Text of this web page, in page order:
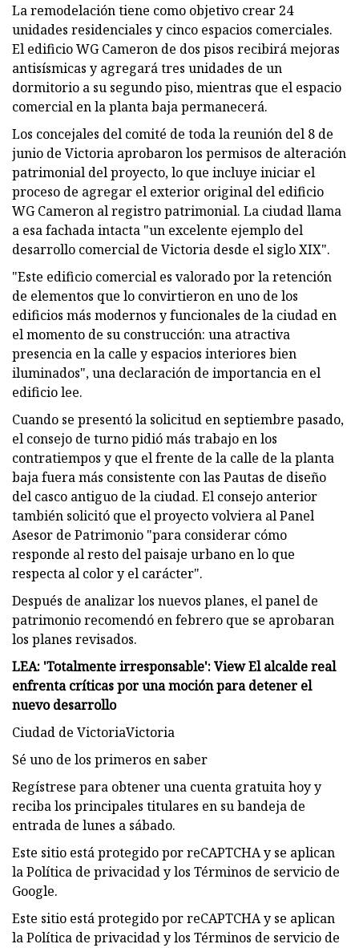
La remodelación tiene como objetivo crear 24
unidades residenciales y cinco espacios comerciales.
El edificio WG Cameron de dos pisos recibirá mejoras
antisísmicas y agregará tres unidades de un
dormitorio a su segundo piso, mientras que el espacio
comercial en la planta baja permanecerá.
Los concejales del comité de toda la reunión del 8 de
junio de Victoria aprobaron los permisos de alteración
patrimonial del proyecto, lo que incluye iniciar el
proceso de agregar el exterior original del edificio
WG Cameron al registro patrimonial. La ciudad llama
a esa fachada intacta "un excelente ejemplo del
desarrollo comercial de Victoria desde el siglo XIX".
"Este edificio comercial es valorado por la retención
de elementos que lo convirtieron en uno de los
edificios más modernos y funcionales de la ciudad en
el momento de su construcción: una atractiva
presencia en la calle y espacios interiores bien
iluminados", una declaración de importancia en el
edificio lee.
Cuando se presentó la solicitud en septiembre pasado,
el consejo de turno pidió más trabajo en los
contratiempos y que el frente de la calle de la planta
baja fuera más consistente con las Pautas de diseño
del casco antiguo de la ciudad. El consejo anterior
también solicitó que el proyecto volviera al Panel
Asesor de Patrimonio "para considerar cómo
responde al resto del paisaje urbano en lo que
respecta al color y el carácter".
Después de analizar los nuevos planes, el panel de
patrimonio recomendó en febrero que se aprobaran
los planes revisados.
LEA: 'Totalmente irresponsable': View El alcalde real
enfrenta críticas por una moción para detener el
nuevo desarrollo
Ciudad de VictoriaVictoria
Sé uno de los primeros en saber
Regístrese para obtener una cuenta gratuita hoy y
reciba los principales titulares en su bandeja de
entrada de lunes a sábado.
Este sitio está protegido por reCAPTCHA y se aplican
la Política de privacidad y los Términos de servicio de
Google.
Este sitio está protegido por reCAPTCHA y se aplican
la Política de privacidad y los Términos de servicio de